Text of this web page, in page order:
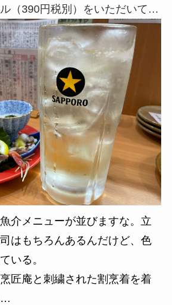
（390円税別）をいただいて…
介メニューが並びますな。立
はもちろんあるんだけど、色
いる。
匠庵と刺繍された割烹着を着
…